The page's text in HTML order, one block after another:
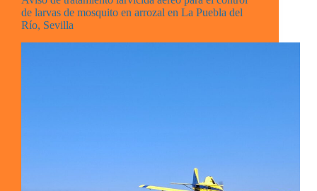
de larvas de mosquito en arrozal en La Puebla del
Río, Sevilla